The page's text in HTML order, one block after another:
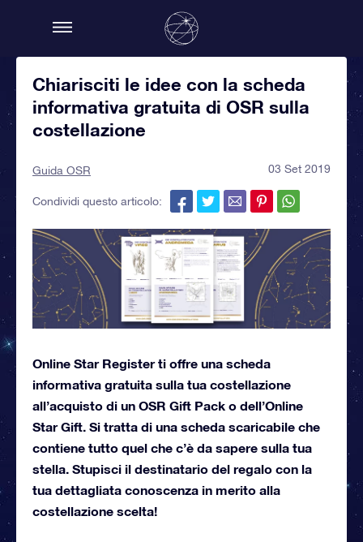
Chiarisciti le idee con la scheda
informativa gratuita di OSR sulla
costellazione
Guida OSR 03 Set 2019
Condividi questo articolo:
Online Star Register ti offre una scheda
informativa gratuita sulla tua costellazione
all’acquisto di un OSR Gift Pack o dell’Online
Star Gift. Si tratta di una scheda scaricabile che
contiene tutto quel che c’è da sapere sulla tua
stella. Stupisci il destinatario del regalo con la
tua dettagliata conoscenza in merito alla
costellazione scelta!